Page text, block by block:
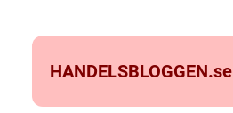
HANDELSBLOGGEN.se